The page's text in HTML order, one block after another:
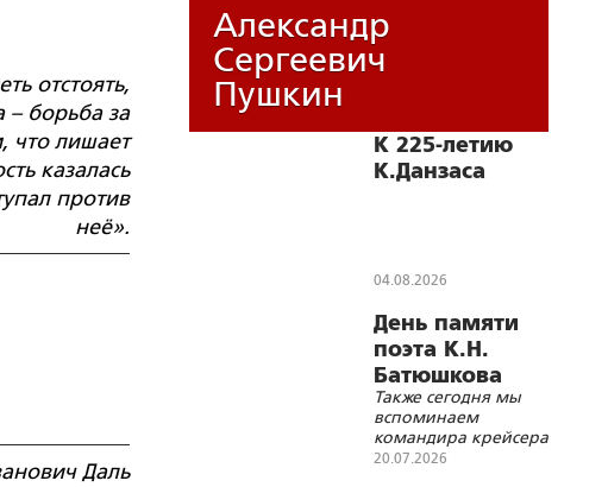
отстоять,
– борьба за
что лишает
казалась
против
неё».
Даль
Александр
Сергеевич
Пушкин
К 225-летию
К.Данзаса
04.08.2026
День памяти
поэта К.Н.
Батюшкова
Также сегодня мы
вспоминаем
командира крейсера
«Варяг»
20.07.2026